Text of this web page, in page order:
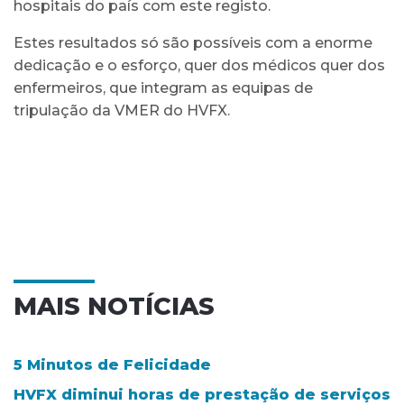
hospitais do país com este registo.
Estes resultados só são possíveis com a enorme
dedicação e o esforço, quer dos médicos quer dos
enfermeiros, que integram as equipas de
tripulação da VMER do HVFX.
MAIS NOTÍCIAS
5 Minutos de Felicidade
HVFX diminui horas de prestação de serviços